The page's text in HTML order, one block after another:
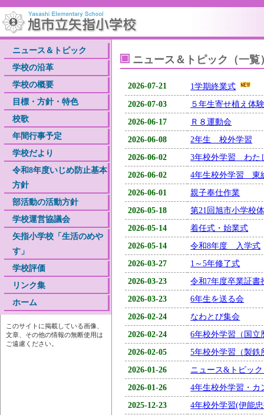
ニュース＆トピック
学校の沿革
学校の概要
目標・方針・特色
校歌
年間行事予定
学校だより
令和8年度いじめ防止基本
方針
部活動の活動方針
学校運営協議会
矢指小学校「生活のめや
す」
学校評価
リンク集
ホーム
このサイトに掲載している画像、
文章、その他の情報の無断使用は
ご遠慮ください。
ニュース＆トピック（一覧
2026-07-21
1学期終業式
2026-07-03
５年生寄せ植え体
2026-06-17
Ｒ８運動会
2026-06-08
2年生 校外学習
2026-06-02
3年校外学習 わた
2026-06-02
4年生校外学習 東
2026-06-01
親子奉仕作業
2026-05-18
第21回旭市小学校
2026-05-14
着任式・始業式
2026-05-14
令和8年度 入学式
2026-03-27
1～5年修了式
2026-03-23
令和7年度卒業証書
2026-03-23
6年生を送る会
2026-02-24
なわとび集会
2026-02-24
6年校外学習（国立
2026-02-05
5年校外学習（製鉄
2026-01-26
ニュース&トピッ
2026-01-26
4年生校外学習・カ
2025-12-23
4年校外学習(伊能